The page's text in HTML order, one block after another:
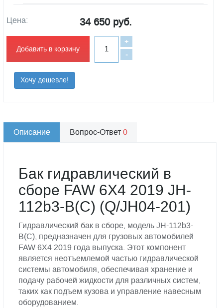
Цена: 34 650 руб.
Добавить в корзину
-
+
Хочу дешевле!
Описание Вопрос-Ответ0
Бак гидравлический в
сборе FAW 6X4 2019 JH-
112b3-B(C) (Q/JH04-201)
Гидравлический бак в сборе, модель JH-112b3-
B(C), предназначен для грузовых автомобилей
FAW 6X4 2019 года выпуска. Этот компонент
является неотъемлемой частью гидравлической
системы автомобиля, обеспечивая хранение и
подачу рабочей жидкости для различных систем,
таких как подъем кузова и управление навесным
оборудованием.